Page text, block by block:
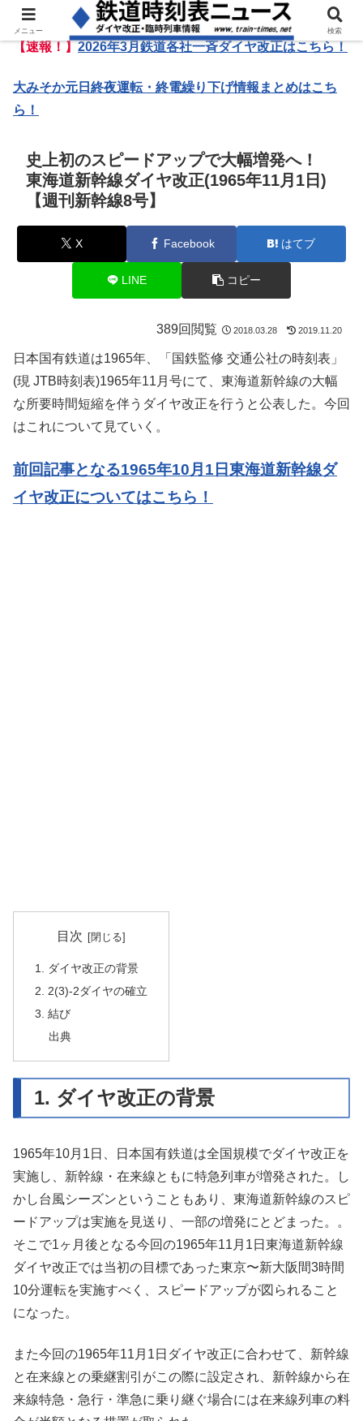
【速報！】2026年3月鉄道各社一斉ダイヤ改正はこちら！
大みそか元日終夜運転・終電繰り下げ情報まとめはこち
ら！
史上初のスピードアップで大幅増発へ！
東海道新幹線ダイヤ改正(1965年11月1日)
【週刊新幹線8号】
X Facebook はてブ
LINE コピー
389回閲覧 2018.03.28 2019.11.20
日本国有鉄道は1965年、「国鉄監修 交通公社の時刻表」
(現 JTB時刻表)1965年11月号にて、東海道新幹線の大幅
な所要時間短縮を伴うダイヤ改正を行うと公表した。今回
はこれについて見ていく。
前回記事となる1965年10月1日東海道新幹線ダ
イヤ改正についてはこちら！
目次
1. ダイヤ改正の背景
2. 2(3)-2ダイヤの確立
3. 結び
出典
1. ダイヤ改正の背景
1965年10月1日、日本国有鉄道は全国規模でダイヤ改正を
実施し、新幹線・在来線ともに特急列車が増発された。し
かし台風シーズンということもあり、東海道新幹線のスピ
ードアップは実施を見送り、一部の増発にとどまった。。
そこで1ヶ月後となる今回の1965年11月1日東海道新幹線
ダイヤ改正では当初の目標であった東京〜新大阪間3時間
10分運転を実施すべく、スピードアップが図られること
になった。
また今回の1965年11月1日ダイヤ改正に合わせて、新幹線
と在来線との乗継割引がこの際に設定され、新幹線から在
来線特急・急行・準急に乗り継ぐ場合には在来線列車の料
メニュー 検索